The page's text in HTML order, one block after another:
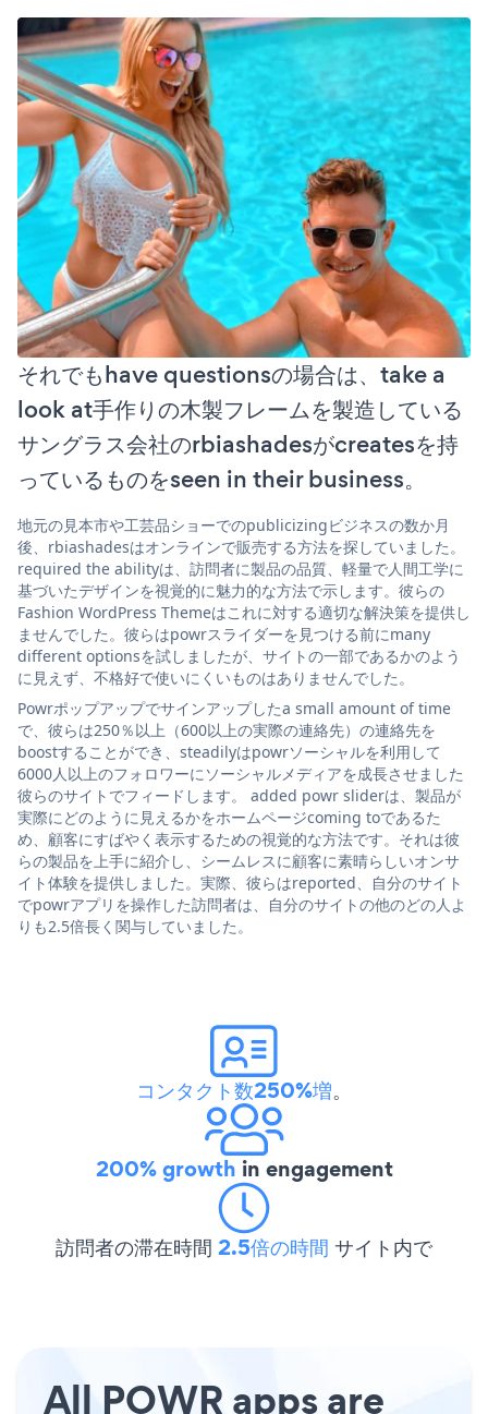
それでもhave questionsの場合は、take a
look at手作りの木製フレームを製造している
サングラス会社のrbiashadesがcreatesを持
っているものをseen in their business。
地元の見本市や工芸品ショーでのpublicizingビジネスの数か月
後、rbiashadesはオンラインで販売する方法を探していました。
required the abilityは、訪問者に製品の品質、軽量で人間工学に
基づいたデザインを視覚的に魅力的な方法で示します。彼らの
Fashion WordPress Themeはこれに対する適切な解決策を提供し
ませんでした。彼らはpowrスライダーを見つける前にmany
different optionsを試しましたが、サイトの一部であるかのよう
に見えず、不格好で使いにくいものはありませんでした。
Powrポップアップでサインアップしたa small amount of time
で、彼らは250％以上（600以上の実際の連絡先）の連絡先を
boostすることができ、steadilyはpowrソーシャルを利用して
6000人以上のフォロワーにソーシャルメディアを成長させました
彼らのサイトでフィードします。 added powr sliderは、製品が
実際にどのように見えるかをホームページcoming toであるた
め、顧客にすばやく表示するための視覚的な方法です。それは彼
らの製品を上手に紹介し、シームレスに顧客に素晴らしいオンサ
イト体験を提供しました。実際、彼らはreported、自分のサイト
でpowrアプリを操作した訪問者は、自分のサイトの他のどの人よ
りも2.5倍長く関与していました。
コンタクト数250%増。
200% growth in engagement
訪問者の滞在時間 2.5倍の時間 サイト内で
All POWR apps are